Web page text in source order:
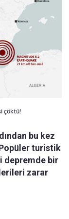
çöktü!
bu kez
turistik
depremde bir
zarar